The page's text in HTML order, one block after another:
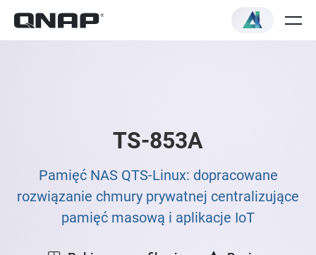
TS-853A
Pamięć NAS QTS-Linux: dopracowane
rozwiązanie chmury prywatnej centralizujące
pamięć masową i aplikacje IoT